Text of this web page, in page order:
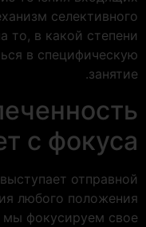
селективного
то, в какой степени
в специфическую
занятие.
с фокуса
отправной
любого положения
мы фокусируем свое